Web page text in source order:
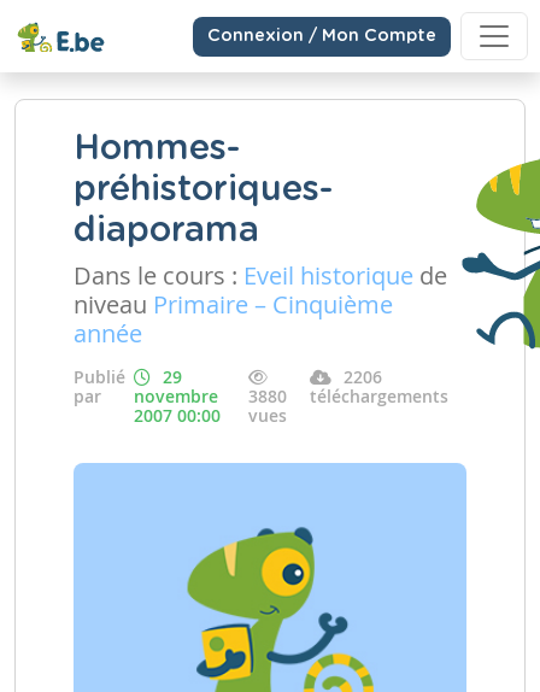
Connexion / Mon Compte
Hommes-
préhistoriques-
diaporama
Dans le cours : Eveil historique de
niveau Primaire – Cinquième
année
Publié
par
29
novembre
2007 00:00
3880
vues
2206
téléchargements